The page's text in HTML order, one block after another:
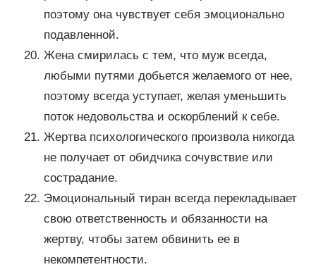
поэтому она чувствует себя эмоционально
подавленной.
Жена смирилась с тем, что муж всегда,
любыми путями добьется желаемого от нее,
поэтому всегда уступает, желая уменьшить
поток недовольства и оскорблений к себе.
Жертва психологического произвола никогда
не получает от обидчика сочувствие или
сострадание.
Эмоциональный тиран всегда перекладывает
свою ответственность и обязанности на
жертву, чтобы затем обвинить ее в
некомпетентности.